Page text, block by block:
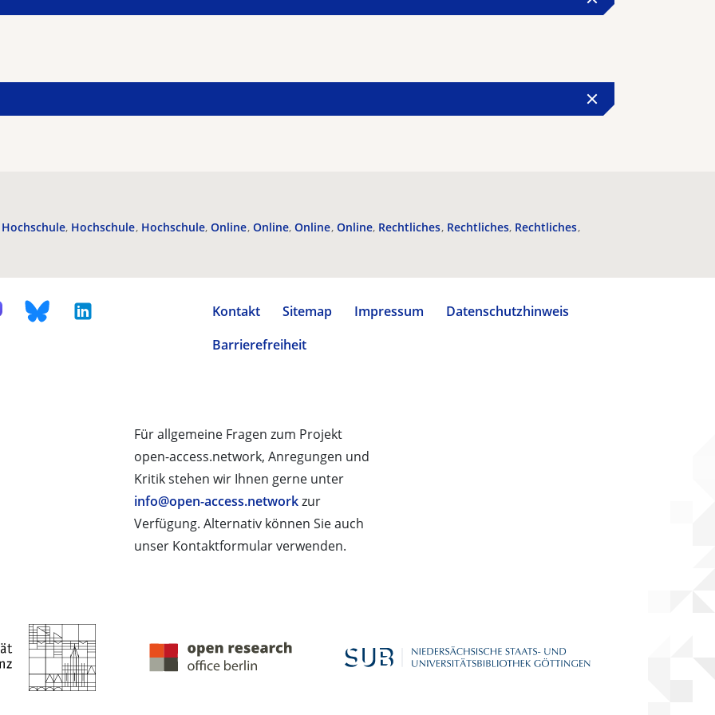
Hochschule Hochschule Hochschule Online Online Online Online Rechtliches Rechtliches Rechtliches
Kontakt Sitemap Impressum
Datenschutzhinweis
Barrierefreiheit
Für allgemeine Fragen zum Projekt
open-access.network, Anregungen und
Kritik stehen wir Ihnen gerne unter
info@open-access.networkzur
Verfügung. Alternativ können Sie auch
unser Kontaktformular verwenden.